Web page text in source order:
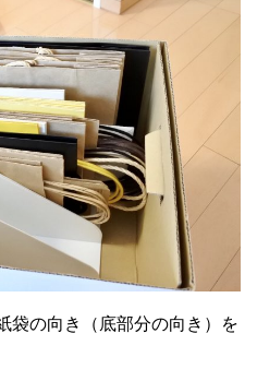
袋の向き（底部分の向き）を